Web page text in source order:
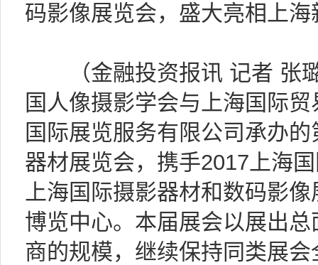
码影像展览会，盛大亮相上
（金融投资报讯 记者 张璐
国人像摄影学会与上海国际
国际展览服务有限公司承办
器材展览会，携手2017上海
上海国际摄影器材和数码影
博览中心。本届展会以展出
商的规模，继续保持同类展